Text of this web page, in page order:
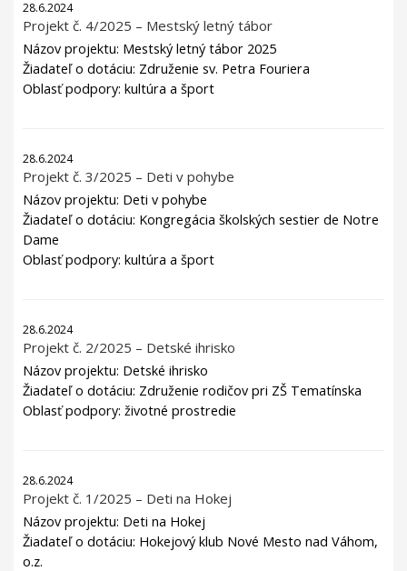
28.6.2024
Projekt č. 4/2025 – Mestský letný tábor
Názov projektu: Mestský letný tábor 2025
Žiadateľ o dotáciu: Združenie sv. Petra Fouriera
Oblasť podpory: kultúra a šport
28.6.2024
Projekt č. 3/2025 – Deti v pohybe
Názov projektu: Deti v pohybe
Žiadateľ o dotáciu: Kongregácia školských sestier de Notre
Dame
Oblasť podpory: kultúra a šport
28.6.2024
Projekt č. 2/2025 – Detské ihrisko
Názov projektu: Detské ihrisko
Žiadateľ o dotáciu: Združenie rodičov pri ZŠ Tematínska
Oblasť podpory: životné prostredie
28.6.2024
Projekt č. 1/2025 – Deti na Hokej
Názov projektu: Deti na Hokej
Žiadateľ o dotáciu: Hokejový klub Nové Mesto nad Váhom,
o.z.